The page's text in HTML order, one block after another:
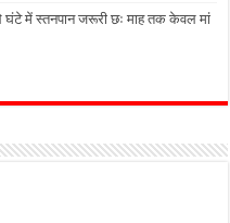
घंटे में स्तनपान जरूरी छः माह तक केवल मां